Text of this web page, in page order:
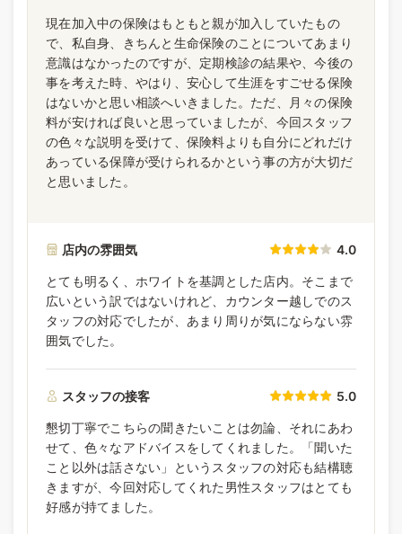
現在加入中の保険はもともと親が加入していたもの
で、私自身、きちんと生命保険のことについてあまり
意識はなかったのですが、定期検診の結果や、今後の
事を考えた時、やはり、安心して生涯をすごせる保険
はないかと思い相談へいきました。ただ、月々の保険
料が安ければ良いと思っていましたが、今回スタッフ
の色々な説明を受けて、保険料よりも自分にどれだけ
あっている保障が受けられるかという事の方が大切だ
と思いました。
店内の雰囲気 4.0
とても明るく、ホワイトを基調とした店内。そこまで
広いという訳ではないけれど、カウンター越しでのス
タッフの対応でしたが、あまり周りが気にならない雰
囲気でした。
スタッフの接客 5.0
懇切丁寧でこちらの聞きたいことは勿論、それにあわ
せて、色々なアドバイスをしてくれました。「聞いた
こと以外は話さない」というスタッフの対応も結構聴
きますが、今回対応してくれた男性スタッフはとても
好感が持てました。